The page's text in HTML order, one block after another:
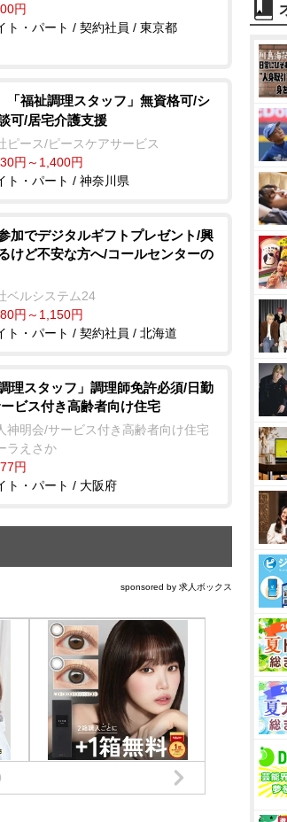
円
ト・パート / 契約社員 / 東京都
「福祉調理スタッフ」無資格可/シ
可/居宅介護支援
ピース/ピースケアサービス
円～1,400円
ト・パート / 神奈川県
加でデジタルギフトプレゼント/興
けど不安な方へ/コールセンターの
ベルシステム24
円～1,150円
ト・パート / 契約社員 / 北海道
調理スタッフ」調理師免許必須/日勤
ビス付き高齢者向け住宅
神明会/サービス付き高齢者向け住宅
ラえさか
円
ト・パート / 大阪府
sponsored by 求人ボックス